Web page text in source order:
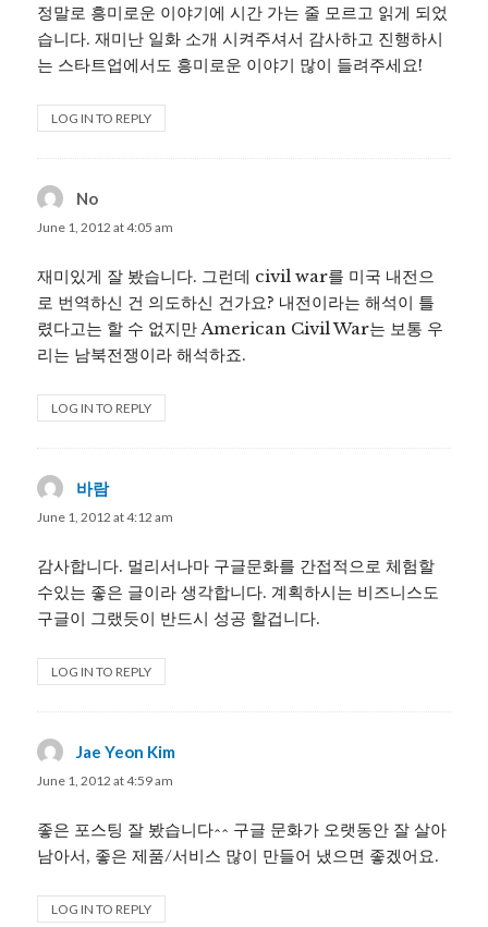
정말로 흥미로운 이야기에 시간 가는 줄 모르고 읽게 되었
습니다. 재미난 일화 소개 시켜주셔서 감사하고 진행하시
는 스타트업에서도 흥미로운 이야기 많이 들려주세요!
LOG IN TO REPLY
No
June 1, 2012 at 4:05 am
재미있게 잘 봤습니다. 그런데 civil war를 미국 내전으
로 번역하신 건 의도하신 건가요? 내전이라는 해석이 틀
렸다고는 할 수 없지만 American Civil War는 보통 우
리는 남북전쟁이라 해석하죠.
LOG IN TO REPLY
바람says:
June 1, 2012 at 4:12 am
감사합니다. 멀리서나마 구글문화를 간접적으로 체험할
수있는 좋은 글이라 생각합니다. 계획하시는 비즈니스도
구글이 그랬듯이 반드시 성공 할겁니다.
LOG IN TO REPLY
Jae Yeon Kim
June 1, 2012 at 4:59 am
좋은 포스팅 잘 봤습니다^^ 구글 문화가 오랫동안 잘 살아
남아서, 좋은 제품/서비스 많이 만들어 냈으면 좋겠어요.
LOG IN TO REPLY